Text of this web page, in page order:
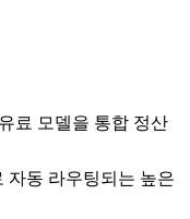
료 모델을 통합 정산
자동 라우팅되는 높은